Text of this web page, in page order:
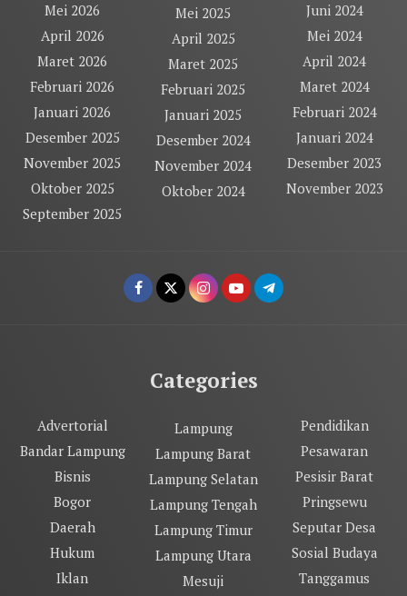
Mei 2026
April 2026
Maret 2026
Februari 2026
Januari 2026
Desember 2025
November 2025
Oktober 2025
September 2025
Mei 2025
April 2025
Maret 2025
Februari 2025
Januari 2025
Desember 2024
November 2024
Oktober 2024
Juni 2024
Mei 2024
April 2024
Maret 2024
Februari 2024
Januari 2024
Desember 2023
November 2023
Categories
Advertorial
Bandar Lampung
Bisnis
Bogor
Daerah
Hukum
Iklan
Lampung
Lampung Barat
Lampung Selatan
Lampung Tengah
Lampung Timur
Lampung Utara
Mesuji
Pendidikan
Pesawaran
Pesisir Barat
Pringsewu
Seputar Desa
Sosial Budaya
Tanggamus